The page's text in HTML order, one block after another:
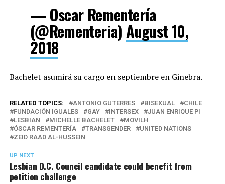
— Oscar Rementería
(@Rementeria)August 10,
2018
Bachelet asumirá su cargo en septiembre en Ginebra.
RELATED TOPICS: ANTONIO GUTERRES BISEXUAL
CHILE
FUNDACIÓN IGUALES
GAY INTERSEX
JUAN ENRIQUE PI
LESBIAN
MICHELLE BACHELET
MOVILH
ÓSCAR REMENTERÍA
TRANSGENDER
UNITED NATIONS
ZEID RAAD AL-HUSSEIN
UP NEXT
Lesbian D.C. Council candidate could benefit from
petition challenge